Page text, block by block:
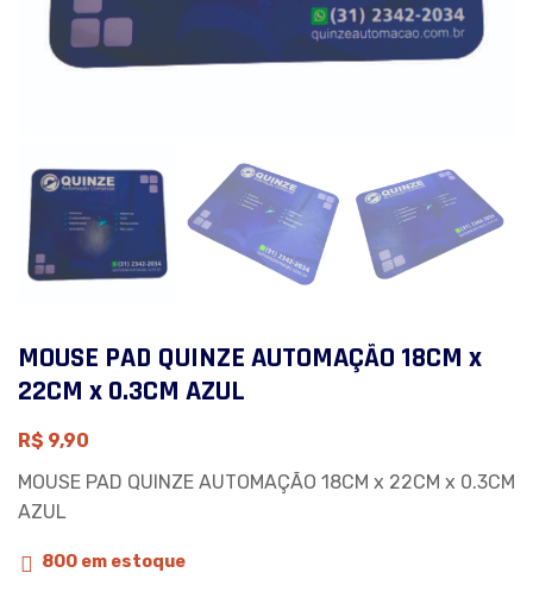
MOUSE PAD QUINZE AUTOMAÇÃO 18CM x
22CM x 0.3CM AZUL
R$ 9,90
MOUSE PAD QUINZE AUTOMAÇÃO 18CM x 22CM x 0.3CM
AZUL
800 em estoque